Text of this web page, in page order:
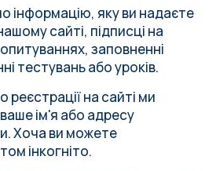
інформацію, яку ви надаєте
сайті, підписці на
заповненні
тестувань або уроків.
реєстрації на сайті ми
ім'я або адресу
Хоча ви можете
інкогніто.